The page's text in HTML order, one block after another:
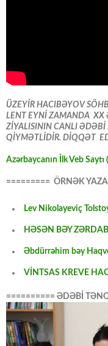
ÜZEYİR HACIBƏYOV
LENT EYNİ ZAMANDA XX
ZİYALISININ CANLI
QİYMƏTLİDİR. DİQQƏT
Azərbaycanın İlk Veb Saytı
========= ÖRNƏK
Lev Nikolayeviç
HƏSƏN BƏY ZƏRDABİ
Əbdürrəhim bəy
VİNTSAS KREVE
========== ƏDƏBİ